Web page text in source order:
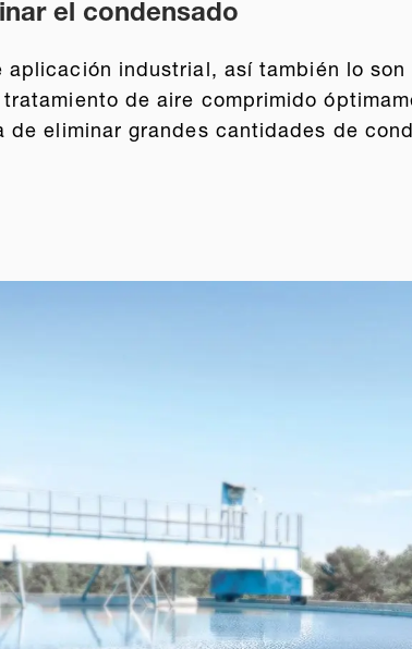
el condensado
aplicación industrial, así también lo
de aire comprimido
eliminar grandes cantidades de